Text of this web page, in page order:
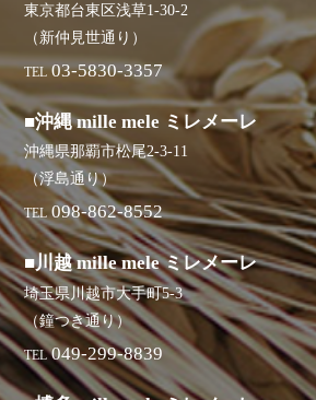
東京都台東区浅草1-30-2
（新仲見世通り）
TEL 03-5830-3357
■沖縄 mille mele ミレメーレ
沖縄県那覇市松尾2-3-11
（浮島通り）
TEL 098-862-8552
■川越 mille mele ミレメーレ
埼玉県川越市大手町5-3
（鐘つき通り）
TEL 049-299-8839